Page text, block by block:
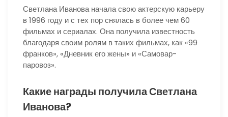
Светлана Иванова начала свою актерскую карьеру
в 1996 году и с тех пор снялась в более чем 60
фильмах и сериалах. Она получила известность
благодаря своим ролям в таких фильмах, как «99
франков», «Дневник его жены» и «Самовар-
паровоз».
Какие награды получила Светлана
Иванова?